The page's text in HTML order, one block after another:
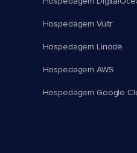
Hospedagem Vultr
Hospedagem Linode
Hospedagem AWS
Hospedagem Google